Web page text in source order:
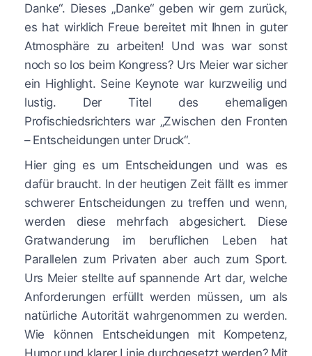
Danke“. Dieses „Danke“ geben wir gern zurück,
es hat wirklich Freue bereitet mit Ihnen in guter
Atmosphäre zu arbeiten! Und was war sonst
noch so los beim Kongress? Urs Meier war sicher
ein Highlight. Seine Keynote war kurzweilig und
lustig. Der Titel des ehemaligen
Profischiedsrichters war „Zwischen den Fronten
– Entscheidungen unter Druck“.
Hier ging es um Entscheidungen und was es
dafür braucht. In der heutigen Zeit fällt es immer
schwerer Entscheidungen zu treffen und wenn,
werden diese mehrfach abgesichert. Diese
Gratwanderung im beruflichen Leben hat
Parallelen zum Privaten aber auch zum Sport.
Urs Meier stellte auf spannende Art dar, welche
Anforderungen erfüllt werden müssen, um als
natürliche Autorität wahrgenommen zu werden.
Wie können Entscheidungen mit Kompetenz,
Humor und klarer Linie durchgesetzt werden? Mit